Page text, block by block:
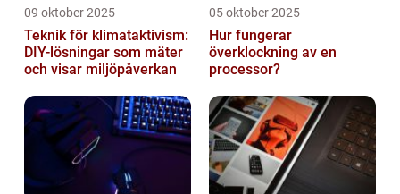
09 oktober 2025
Teknik för klimataktivism:
DIY-lösningar som mäter
och visar miljöpåverkan
05 oktober 2025
Hur fungerar
överklockning av en
processor?